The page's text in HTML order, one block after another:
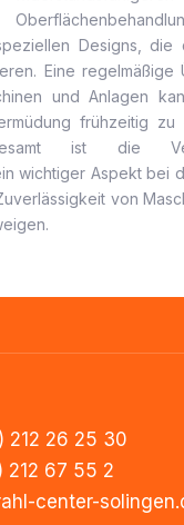
Designs, die
Eine regelmäßige
und Anlagen
frühzeitig
ist die
wichtiger Aspekt bei
von
212 26 25 30
212 67 55 2
center-